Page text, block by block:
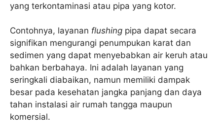
yang terkontaminasi atau pipa yang kotor.
Contohnya, layanan flushing pipa dapat secara
signifikan mengurangi penumpukan karat dan
sedimen yang dapat menyebabkan air keruh atau
bahkan berbahaya. Ini adalah layanan yang
seringkali diabaikan, namun memiliki dampak
besar pada kesehatan jangka panjang dan daya
tahan instalasi air rumah tangga maupun
komersial.